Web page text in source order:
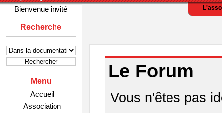
Bienvenue invité
Recherche
Menu
Accueil
Association
Le Forum
Vous n'êtes pas